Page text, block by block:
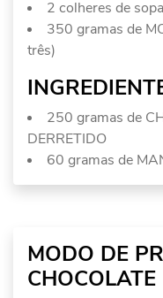
2 colheres de
350 gramas de
três)
250 gramas de
DERRETIDO
60 gramas de
MODO DE
CHOCOLATE